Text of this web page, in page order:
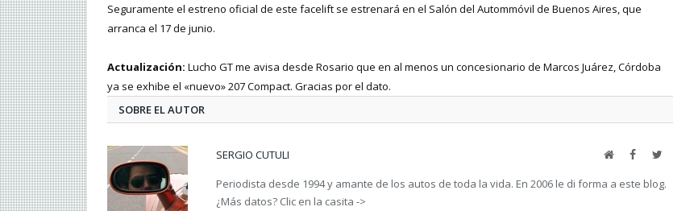
Seguramente el estreno oficial de este facelift se estrenará en el Salón del Autommóvil de Buenos Aires, que
arranca el 17 de junio.
Actualización: Lucho GT me avisa desde Rosario que en al menos un concesionario de Marcos Juárez, Córdoba
ya se exhibe el «nuevo» 207 Compact. Gracias por el dato.
SOBRE EL AUTOR
SERGIO CUTULI WebFacebookTwitter
Periodista desde 1994 y amante de los autos de toda la vida. En 2006 le di forma a este blog.
¿Más datos? Clic en la casita ->